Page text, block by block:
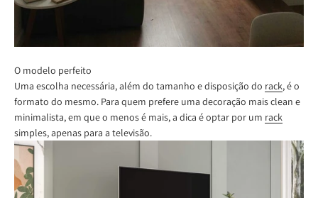
O modelo perfeito
Uma escolha necessária, além do tamanho e disposição do rack, é o
formato do mesmo. Para quem prefere uma decoração mais clean e
minimalista, em que o menos é mais, a dica é optar por um rack
simples, apenas para a televisão.